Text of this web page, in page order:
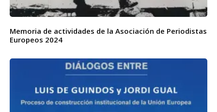
Memoria de actividades de la Asociación de Periodistas
Europeos 2024